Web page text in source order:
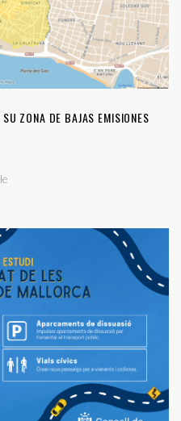
ZONA DE BAJAS EMISIONES